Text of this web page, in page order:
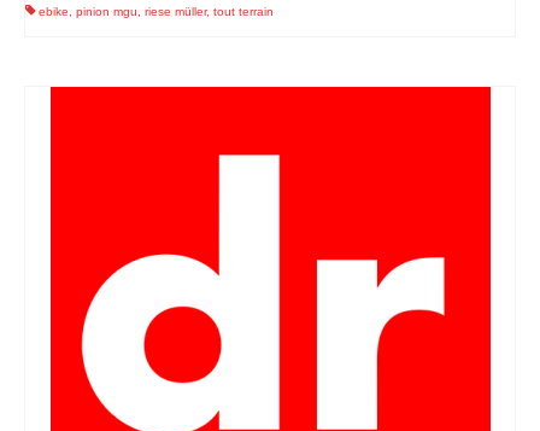
ebike pinion mgu riese müller, tout terrain